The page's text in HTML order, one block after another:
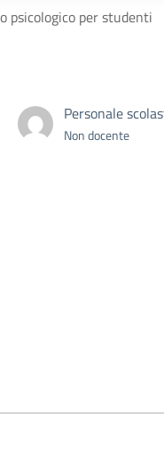
psicologico per studenti
Personale
Non docente